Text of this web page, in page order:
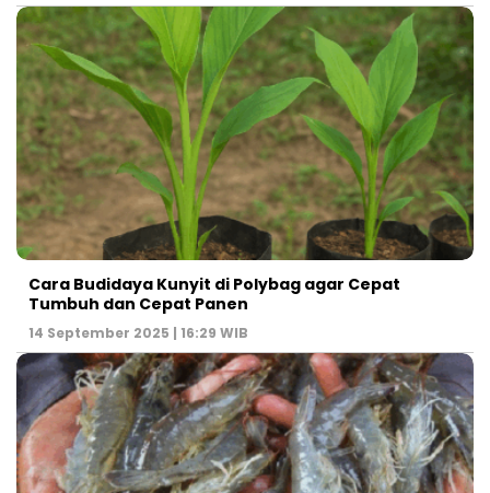
Cara Budidaya Kunyit di Polybag agar Cepat
Tumbuh dan Cepat Panen
14 September 2025 | 16:29 WIB